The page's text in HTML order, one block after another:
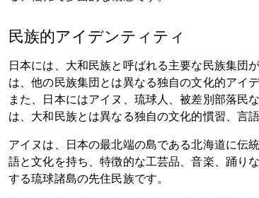
民族的アイデンティティ
日本には、大和民族と呼ばれる主要な民族集団
は、他の民族集団とは異なる独自の文化的アイ
また、日本にはアイヌ、琉球人、被差別部落民
は、大和民族とは異なる独自の文化的慣習、言
アイヌは、日本の最北端の島である北海道に伝
語と文化を持ち、特徴的な工芸品、音楽、踊り
する琉球諸島の先住民族です。